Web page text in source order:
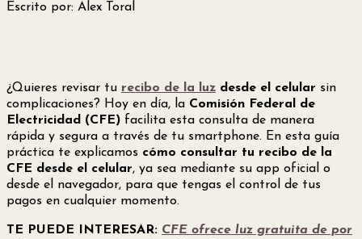
Escrito por: Alex Toral
¿Quieres revisar tu recibo de la luz desde el celular sin
complicaciones? Hoy en día, la Comisión Federal de
Electricidad (CFE) facilita esta consulta de manera
rápida y segura a través de tu smartphone. En esta guía
práctica te explicamos cómo consultar tu recibo de la
CFE desde el celular, ya sea mediante su app oficial o
desde el navegador, para que tengas el control de tus
pagos en cualquier momento.
TE PUEDE INTERESAR: CFE ofrece luz gratuita de por